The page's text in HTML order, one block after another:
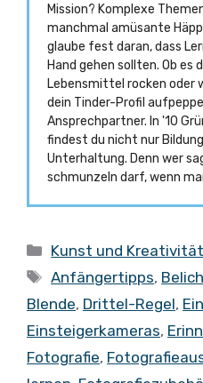
Mission? Komplexe
manchmal amüsante
glaube fest daran, dass
Hand gehen sollten. Ob
Lebensmittel rocken oder
dein Tinder-Profil
Ansprechpartner. In '10
findest du nicht nur
Unterhaltung. Denn wer
schmunzeln darf, wenn
Kategorien
Kunst und Kreativität
Schlagwörter
Anfängertipps,
Blende, Drittel-Regel,
Einsteigerkameras,
Fotografie,